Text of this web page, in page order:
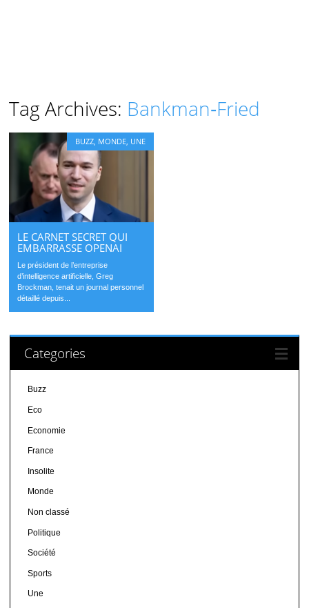
Tag Archives: Bankman‑Fried
BUZZ MONDE UNE
LE CARNET SECRET QUI
EMBARRASSE OPENAI
Le président de l’entreprise
d’intelligence artificielle, Greg
Brockman, tenait un journal personnel
détaillé depuis...
Categories
Buzz
Eco
Economie
France
Insolite
Monde
Non classé
Politique
Société
Sports
Une